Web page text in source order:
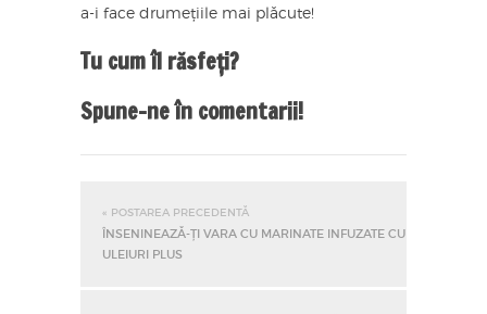
a-i face drumețiile mai plăcute!
Tu cum îl răsfeți?
Spune-ne în comentarii!
« POSTAREA PRECEDENTĂ
ÎNSENINEAZĂ-ȚI VARA CU MARINATE INFUZATE CU
ULEIURI PLUS